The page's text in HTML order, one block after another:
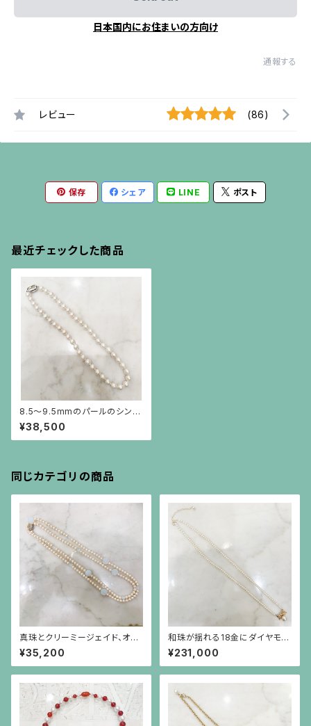
日本国内にお住まいの方向け
通報する
レビュー (86)
保存 シェア LINE ポスト
最近チェックした商品
8.5〜9.5mmのパールのシンプ
ルなネックレス
¥38,500
同じカテゴリの商品
真珠とクリーミージェイド、オパ
ールガラスのロングネックレス
¥35,200
和珠が揺れる18金にダイヤモン
ドのリボンを小さなパールで繋
いだネックレス
¥231,000